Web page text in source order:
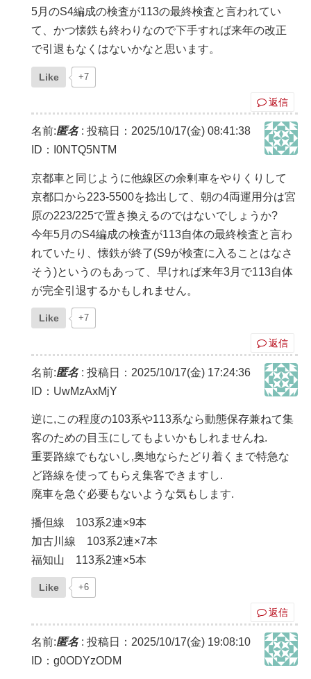
5月のS4編成の検査が113の最終検査と言われてい
て、かつ懐鉄も終わりなので下手すれば来年の改正
で引退もなくはないかなと思います。
Like +7
返信
名前:匿名: 投稿日：2025/10/17(金) 08:41:38
ID：I0NTQ5NTM
京都車と同じように他線区の余剰車をやりくりして
京都口から223-5500を捻出して、朝の4両運用分は宮
原の223/225で置き換えるのではないでしょうか?
今年5月のS4編成の検査が113自体の最終検査と言わ
れていたり、懐鉄が終了(S9が検査に入ることはなさ
そう)というのもあって、早ければ来年3月で113自体
が完全引退するかもしれません。
Like +7
返信
名前:匿名: 投稿日：2025/10/17(金) 17:24:36
ID：UwMzAxMjY
逆に,この程度の103系や113系なら動態保存兼ねて集
客のための目玉にしてもよいかもしれませんね.
重要路線でもないし,奥地ならたどり着くまで特急な
ど路線を使ってもらえ集客できますし.
廃車を急ぐ必要もないような気もします.
播但線 103系2連×9本
加古川線 103系2連×7本
福知山 113系2連×5本
Like +6
返信
名前:匿名: 投稿日：2025/10/17(金) 19:08:10
ID：g0ODYzODM